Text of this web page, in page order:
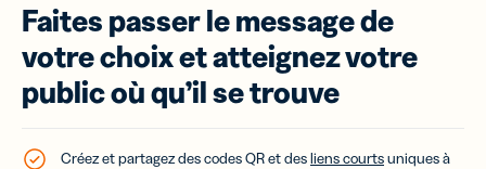
Faites passer le message de
votre choix et atteignez votre
public où qu’il se trouve
Créez et partagez des codes QR et desliens courtsuniques à